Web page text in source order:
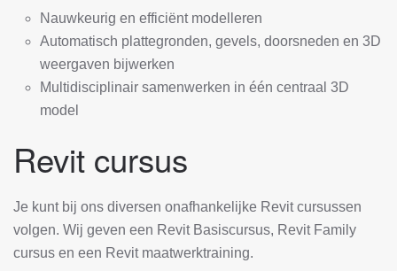
Nauwkeurig en efficiënt modelleren
Automatisch plattegronden, gevels, doorsneden en 3D
weergaven bijwerken
Multidisciplinair samenwerken in één centraal 3D
model
Revit cursus
Je kunt bij ons diversen onafhankelijke Revit cursussen
volgen. Wij geven een Revit Basiscursus, Revit Family
cursus en een Revit maatwerktraining.